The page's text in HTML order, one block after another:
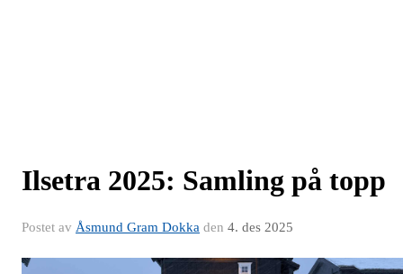
Ilsetra 2025: Samling på topp
Postet av Åsmund Gram Dokka den 4. des 2025